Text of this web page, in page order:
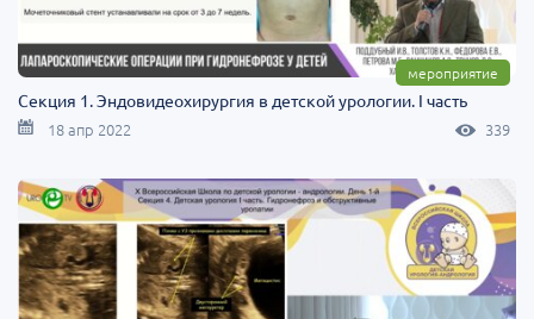
мероприятие
Секция 1. Эндовидеохирургия в детской урологии. I часть
18 апр 2022 339